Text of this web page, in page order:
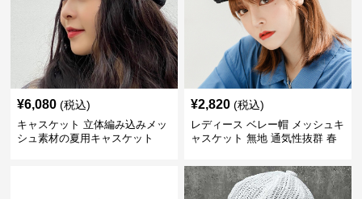
¥6,080 (税込)
キャスケット 立体編み込みメッ
シュ素材の夏用キャスケット
¥2,820 (税込)
レディース ベレー帽 メッシュキ
ャスケット 無地 通気性抜群 春